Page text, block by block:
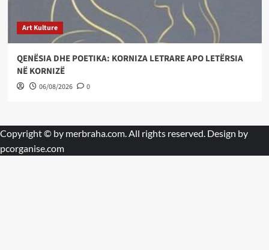
Art Kulture
QENËSIA DHE POETIKA: KORNIZA LETRARE APO LETËRSIA
NË KORNIZË
06/08/2026 0
Copyright © by merbraha.com . All rights reserved. Design by
pcorganise.com